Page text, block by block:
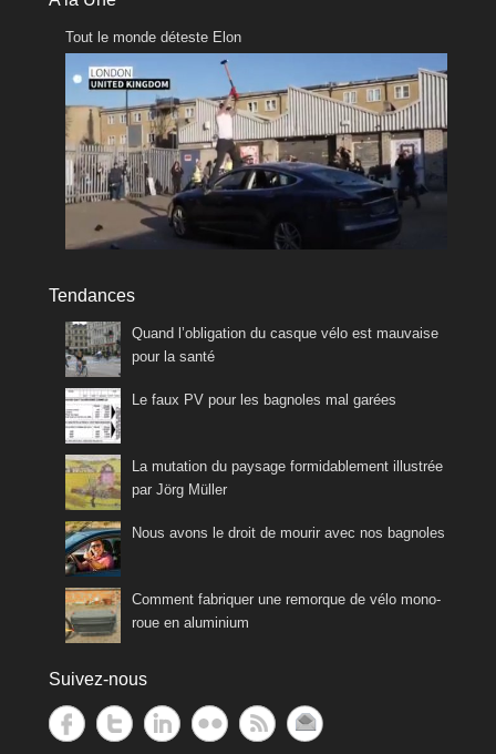
Tout le monde déteste Elon
Tendances
Quand l’obligation du casque vélo est mauvaise
pour la santé
Le faux PV pour les bagnoles mal garées
La mutation du paysage formidablement illustrée
par Jörg Müller
Nous avons le droit de mourir avec nos bagnoles
Comment fabriquer une remorque de vélo mono-
roue en aluminium
Suivez-nous